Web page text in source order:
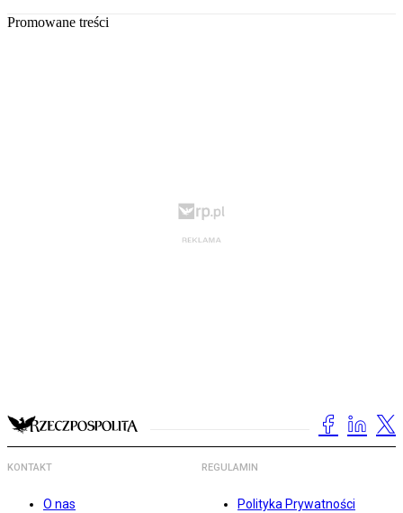
Promowane treści
KONTAKT
O nas
REGULAMIN
Polityka Prywatności